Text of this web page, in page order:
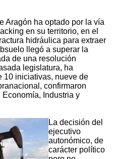
Aragón ha optado por la vía
en su territorio, en el
hidráulica para extraer
llegó a superar la
de una resolución
legislatura, ha
10 iniciativas, nueve de
confirmaron
Industria y
La decisión del
ejecutivo
autonómico, de
carácter político